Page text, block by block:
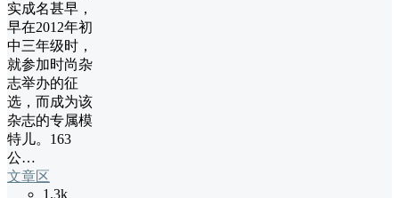
实成名甚早，
早在2012年初
中三年级时，
就参加时尚杂
志举办的征
选，而成为该
杂志的专属模
特儿。163
公…
文章区
1.3k